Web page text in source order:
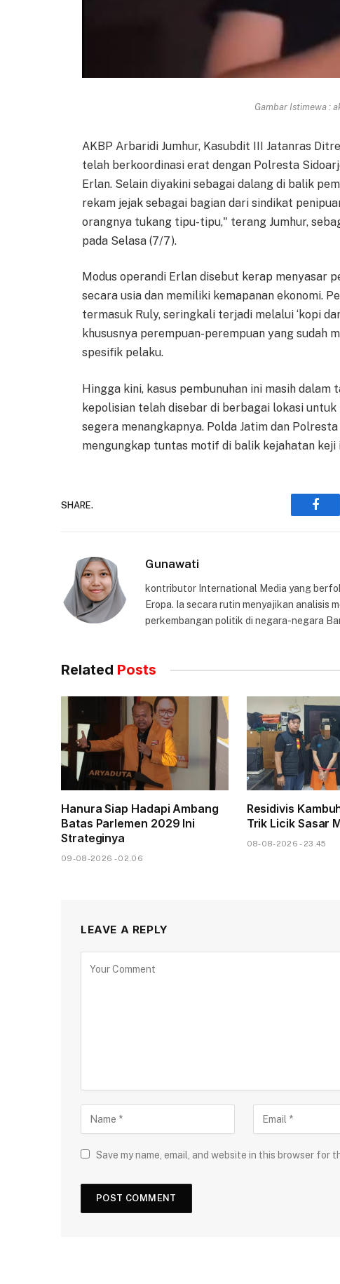
Gambar Istimewa :
AKBP Arbaridi Jumhur, Kasubdit III Jatanras
telah berkoordinasi erat dengan Polresta
Erlan. Selain diyakini sebagai dalang di balik
rekam jejak sebagai bagian dari sindikat
orangnya tukang tipu-tipu," terang Jumhur,
pada Selasa (7/7).
Modus operandi Erlan disebut kerap menyasar
secara usia dan memiliki kemapanan ekonomi.
termasuk Ruly, seringkali terjadi melalui ‘kopi
khususnya perempuan-perempuan yang sudah
spesifik pelaku.
Hingga kini, kasus pembunuhan ini masih
kepolisian telah disebar di berbagai lokasi
segera menangkapnya. Polda Jatim dan
mengungkap tuntas motif di balik kejahatan keji
SHARE.
Gunawati
kontributor International Media yang
Eropa. Ia secara rutin menyajikan analisis
perkembangan politik di negara-negara
Related Posts
Hanura Siap Hadapi Ambang
Batas Parlemen 2029 Ini
Strateginya
09-08-2026 - 02.06
Residivis
Trik Licik Sasar
08-08-2026 - 23.45
LEAVE A REPLY
Save my name, email, and website in this browser for